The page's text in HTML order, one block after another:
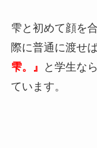
雫と初めて顔を
際に普通に渡せ
雫。』
と学生な
ています。